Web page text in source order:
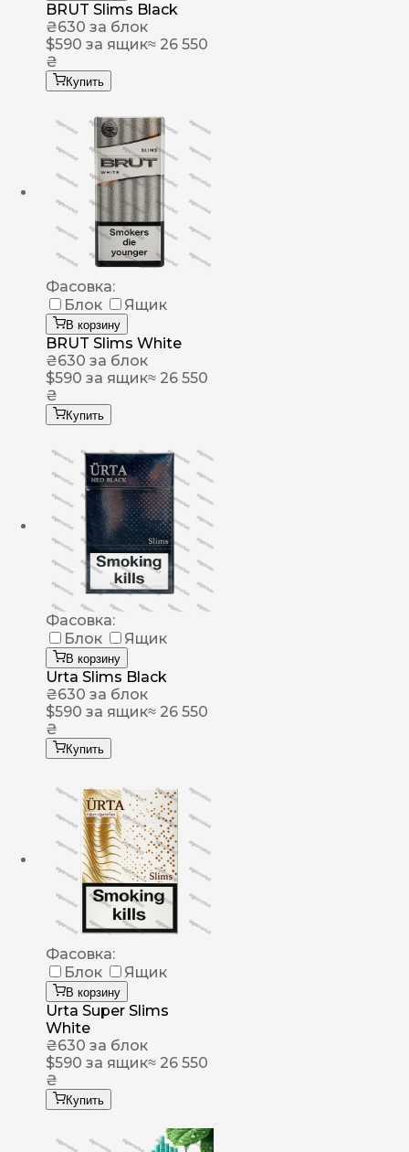
BRUT Slims Black
₴630 за блок
$590 за ящик≈ 26 550
₴
Купить
Фасовка:
Блок
Ящик
В корзину
BRUT Slims White
₴630 за блок
$590 за ящик≈ 26 550
₴
Купить
Фасовка:
Блок
Ящик
В корзину
Urta Slims Black
₴630 за блок
$590 за ящик≈ 26 550
₴
Купить
Фасовка:
Блок
Ящик
В корзину
Urta Super Slims
White
₴630 за блок
$590 за ящик≈ 26 550
₴
Купить